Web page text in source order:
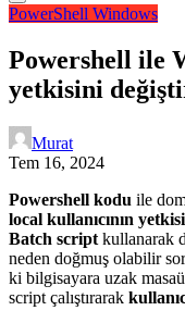
PowerShell Windows
Powershell ile
yetkisini
Murat
Tem 16, 2024
Powershell kodu ile
local kullanıcının
Batch script kullanarak
neden doğmuş olabilir
ki bilgisayara uzak
script çalıştırarak